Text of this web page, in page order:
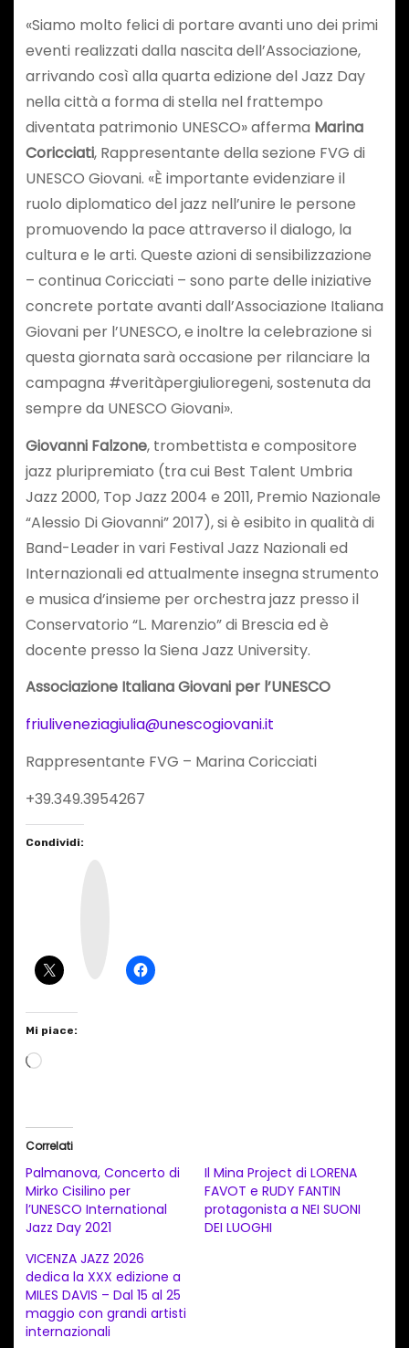
«Siamo molto felici di portare avanti uno dei primi
eventi realizzati dalla nascita dell’Associazione,
arrivando così alla quarta edizione del Jazz Day
nella città a forma di stella nel frattempo
diventata patrimonio UNESCO» afferma Marina
Coricciati, Rappresentante della sezione FVG di
UNESCO Giovani. «È importante evidenziare il
ruolo diplomatico del jazz nell’unire le persone
promuovendo la pace attraverso il dialogo, la
cultura e le arti. Queste azioni di sensibilizzazione
– continua Coricciati – sono parte delle iniziative
concrete portate avanti dall’Associazione Italiana
Giovani per l’UNESCO, e inoltre la celebrazione si
questa giornata sarà occasione per rilanciare la
campagna #veritàpergiulioregeni, sostenuta da
sempre da UNESCO Giovani».
Giovanni Falzone, trombettista e compositore
jazz pluripremiato (tra cui Best Talent Umbria
Jazz 2000, Top Jazz 2004 e 2011, Premio Nazionale
“Alessio Di Giovanni” 2017), si è esibito in qualità di
Band-Leader in vari Festival Jazz Nazionali ed
Internazionali ed attualmente insegna strumento
e musica d’insieme per orchestra jazz presso il
Conservatorio “L. Marenzio” di Brescia ed è
docente presso la Siena Jazz University.
Associazione Italiana Giovani per l’UNESCO
friuliveneziagiulia@unescogiovani.it
Rappresentante FVG – Marina Coricciati
+39.349.3954267
Condividi:
Mi piace:
C
a
m
e
n
t
o
i
Correlati
Palmanova, Concerto di
Mirko Cisilino per
l’UNESCO International
Jazz Day 2021
Il Mina Project di LORENA
FAVOT e RUDY FANTIN
protagonista a NEI SUONI
DEI LUOGHI
VICENZA JAZZ 2026
dedica la XXX edizione a
MILES DAVIS – Dal 15 al 25
maggio con grandi artisti
internazionali